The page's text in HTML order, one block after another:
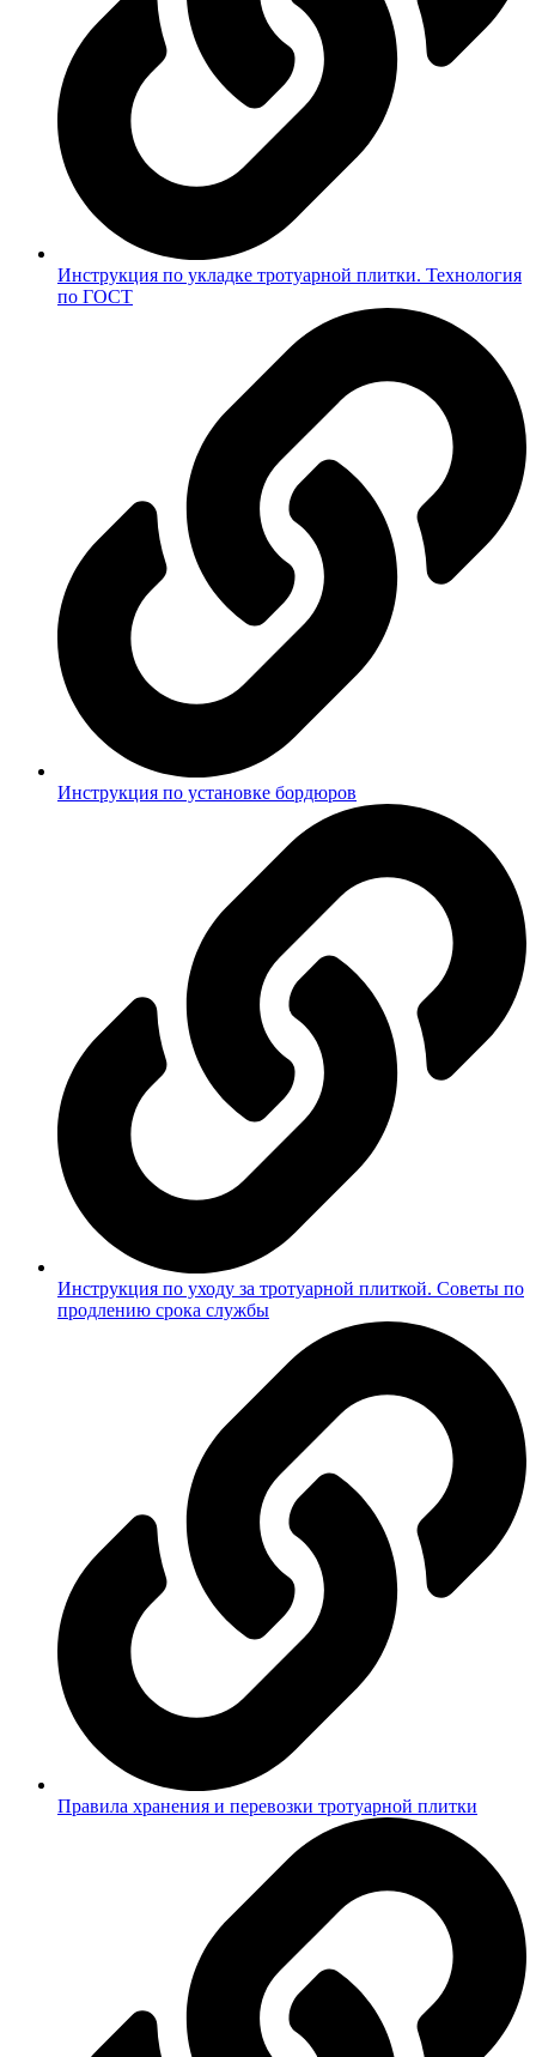
Инструкция по укладке тротуарной плитки. Технология
по ГОСТ
Инструкция по установке бордюров
Инструкция по уходу за тротуарной плиткой. Советы по
продлению срока службы
Правила хранения и перевозки тротуарной плитки